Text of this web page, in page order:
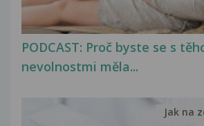
PODCAST: Proč byste se s
nevolnostmi měla...
Jak na